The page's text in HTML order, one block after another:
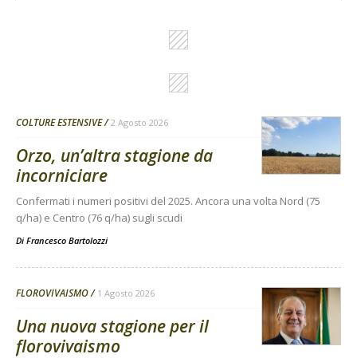
COLTURE ESTENSIVE 2 Agosto 2026
Orzo, un’altra stagione da
incorniciare
Confermati i numeri positivi del 2025. Ancora una volta Nord (75
q/ha) e Centro (76 q/ha) sugli scudi
Di Francesco Bartolozzi
FLOROVIVAISMO 1 Agosto 2026
Una nuova stagione per il
florovivaismo